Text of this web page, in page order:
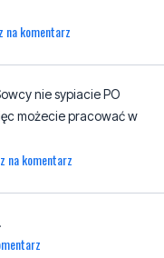
na komentarz
nie sypiacie PO
możecie pracować w
na komentarz